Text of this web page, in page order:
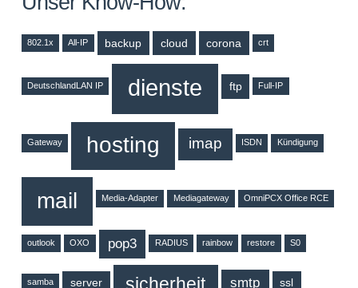
802.1x All-IP backup cloud corona crt
DeutschlandLAN IP dienste ftp Full-IP
Gateway hosting imap ISDN Kündigung
mail Media-Adapter Mediagateway OmniPCX Office RCE
outlook OXO pop3 RADIUS rainbow restore S0
samba server sicherheit smtp ssl